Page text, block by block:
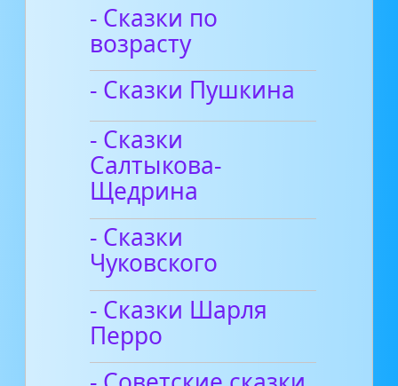
- Сказки по
возрасту
- Сказки Пушкина
- Сказки
Салтыкова-
Щедрина
- Сказки
Чуковского
- Сказки Шарля
Перро